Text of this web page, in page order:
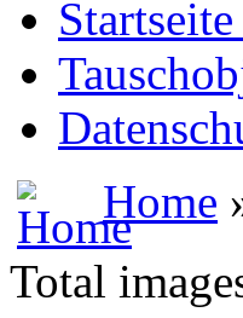
Home
Total